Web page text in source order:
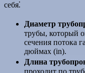
себя⁚
Диаметр
трубы, который
сечения потока
дюймах (in).
Длина
проходит по